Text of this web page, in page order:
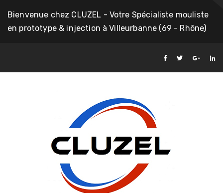
Bienvenue chez CLUZEL - Votre Spécialiste mouliste
en prototype & injection à Villeurbanne (69 - Rhône)